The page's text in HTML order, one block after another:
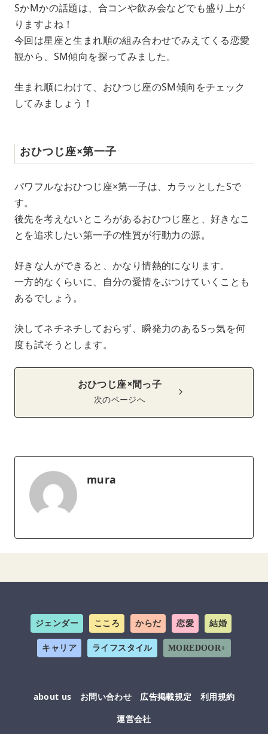
SかMかの話題は、合コンや飲み会などでも盛り上が
りますよね！
今回は星座と生まれ順の組み合わせでみえてくる恋愛
観から、SM傾向を探ってみました。
生まれ順にわけて、おひつじ座のSM傾向をチェック
してみましょう！
おひつじ座×第一子
パワフルなおひつじ座×第一子は、カラッとしたSで
す。
後先を考えないところがあるおひつじ座と、好きなこ
とを追求したい第一子の性質が行動力の源。
好きな人ができると、かなり情熱的になります。
一方的なくらいに、自分の愛情をぶつけていくことも
あるでしょう。
決してネチネチしておらず、瞬発力のあるSっ気を何
度も試そうとします。
おひつじ座×間っ子
次のページへ
mura
ジェンダー こころ からだ 恋愛 結婚
キャリア ライフスタイル MOREDOOR+
about us お問い合わせ 広告掲載規定
利用規約
運営会社